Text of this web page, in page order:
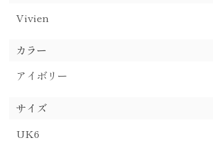
Vivien
カラー
アイボリー
サイズ
UK6